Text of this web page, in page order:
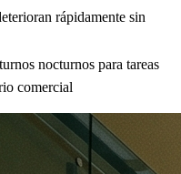
rápidamente sin
nocturnos para tareas
comercial